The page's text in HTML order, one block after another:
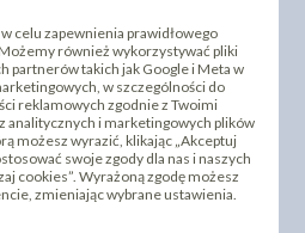
PODKŁADKA POD TORT
25 X 17,5
celu zapewnienia prawidłowego
również wykorzystywać pliki
partnerów takich jak Google i Meta w
w szczególności do
reklamowych zgodnie z Twoimi
analitycznych i marketingowych plików
możesz wyrazić, klikając „Akceptuj
swoje zgody dla nas i naszych
cookies”. Wyrażoną zgodę możesz
zmieniając wybrane ustawienia.